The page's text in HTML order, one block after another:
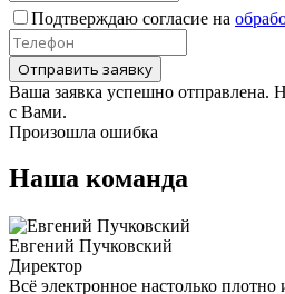
Подтверждаю согласие на
Ваша заявка успешно отправлена.
с Вами.
Произошла ошибка
Наша команда
Евгений Пучковский
Директор
Всё электронное настолько